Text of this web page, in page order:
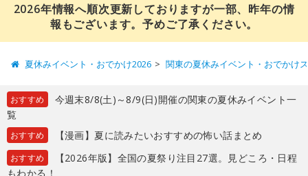
2026年情報へ順次更新しておりますが一部、昨年の情
報もございます。予めご了承ください。
夏休みイベント・おでかけ2026 関東の夏休みイベント・おでかけ
おすすめ
今週末8/8(土)～8/9(日)開催の関東の夏休みイベント一
覧
おすすめ 【漫画】夏に読みたいおすすめの怖い話まとめ
おすすめ
【2026年版】全国の夏祭り注目27選。見どころ・日程
もわかる！